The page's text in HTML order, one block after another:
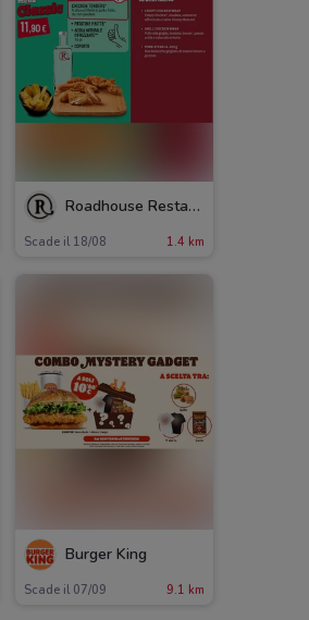
Roadhouse Restaurant
Scade il 18/08 1.4 km
Burger King
Scade il 07/09 9.1 km